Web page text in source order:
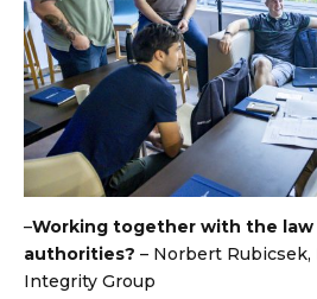
–Working together with the
authorities? – Norbert Rubicsek,
Integrity Group